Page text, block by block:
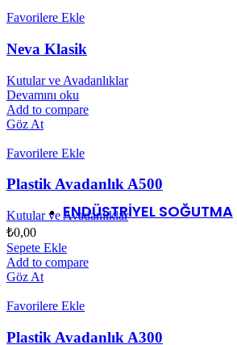
TRANSPALET
ENDÜSTRİYEL SOĞUTMA
Havuz Tipi Dolaplar
Favorilere Ekle
Neva Klasik
Kutular ve Avadanlıklar
Devamını oku
Add to compare
Göz At
Favorilere Ekle
Plastik Avadanlık A500
Kutular ve Avadanlıklar
₺0,00
Sepete Ekle
Add to compare
Göz At
Favorilere Ekle
Plastik Avadanlık A300